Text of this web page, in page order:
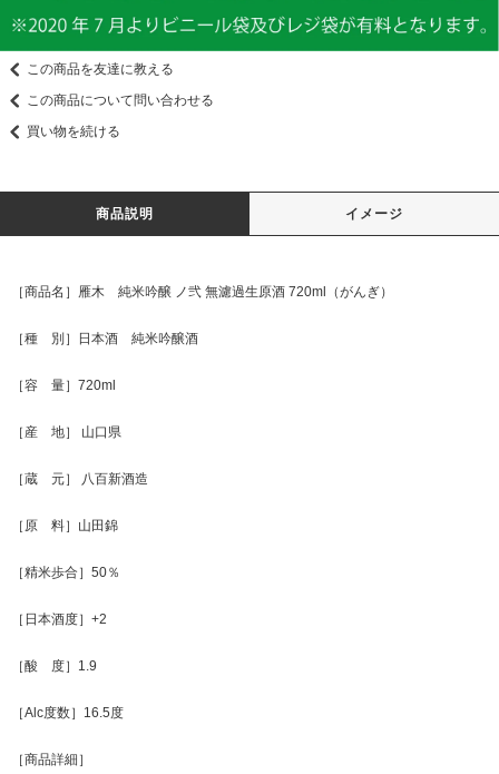
この商品を友達に教える
この商品について問い合わせる
買い物を続ける
商品説明 イメージ
［商品名］雁木 純米吟醸 ノ弐 無濾過生原酒 720ml（がんぎ）
［種 別］日本酒 純米吟醸酒
［容 量］720ml
［産 地］ 山口県
［蔵 元］ 八百新酒造
［原 料］山田錦
［精米歩合］50％
［日本酒度］+2
［酸 度］1.9
［Alc度数］16.5度
［商品詳細］